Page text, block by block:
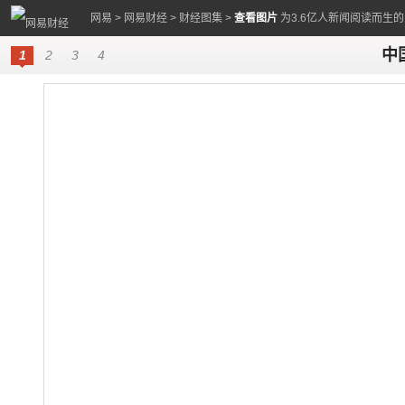
网易 > 网易财经 > 财经图集 > 查看图片 为3.6亿人新闻阅读而生
1 2 3 4 中